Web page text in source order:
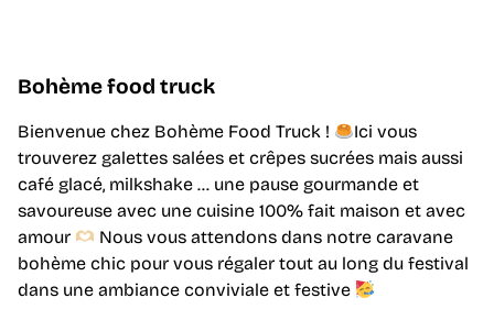
Bohème food truck
Bienvenue chez Bohème Food Truck !
Ici vous
trouverez galettes salées et crêpes sucrées mais aussi
café glacé, milkshake … une pause gourmande et
savoureuse avec une cuisine 100% fait maison et avec
amour
Nous vous attendons dans notre caravane
bohème chic pour vous régaler tout au long du festival
dans une ambiance conviviale et festive